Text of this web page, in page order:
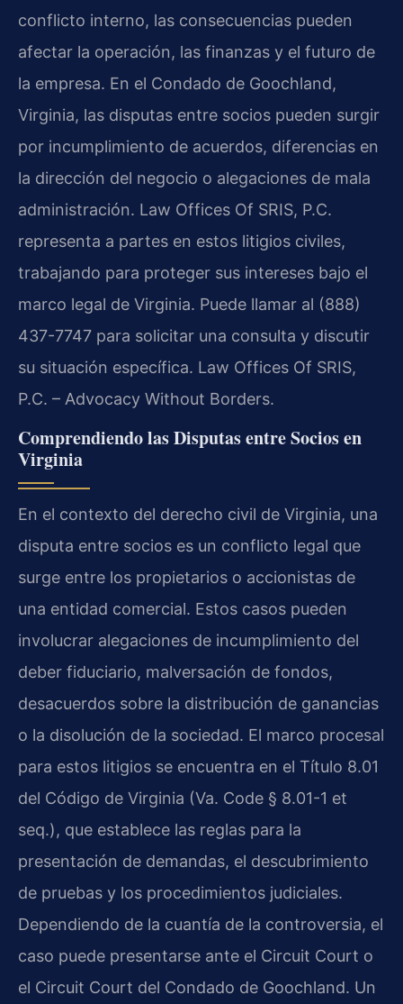
conflicto interno, las consecuencias pueden
afectar la operación, las finanzas y el futuro de
la empresa. En el Condado de Goochland,
Virginia, las disputas entre socios pueden surgir
por incumplimiento de acuerdos, diferencias en
la dirección del negocio o alegaciones de mala
administración. Law Offices Of SRIS, P.C.
representa a partes en estos litigios civiles,
trabajando para proteger sus intereses bajo el
marco legal de Virginia. Puede llamar al (888)
437-7747 para solicitar una consulta y discutir
su situación específica. Law Offices Of SRIS,
P.C. – Advocacy Without Borders.
Comprendiendo las Disputas entre Socios en
Virginia
En el contexto del derecho civil de Virginia, una
disputa entre socios es un conflicto legal que
surge entre los propietarios o accionistas de
una entidad comercial. Estos casos pueden
involucrar alegaciones de incumplimiento del
deber fiduciario, malversación de fondos,
desacuerdos sobre la distribución de ganancias
o la disolución de la sociedad. El marco procesal
para estos litigios se encuentra en el Título 8.01
del Código de Virginia (Va. Code § 8.01-1 et
seq.), que establece las reglas para la
presentación de demandas, el descubrimiento
de pruebas y los procedimientos judiciales.
Dependiendo de la cuantía de la controversia, el
caso puede presentarse ante el Circuit Court o
el Circuit Court del Condado de Goochland. Un